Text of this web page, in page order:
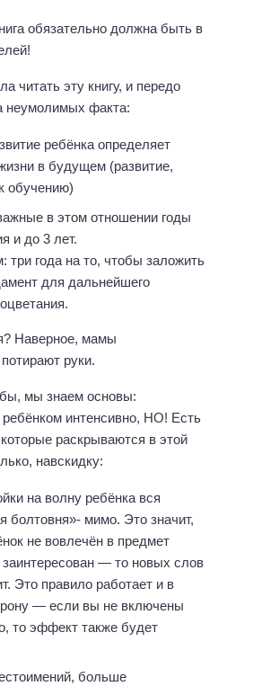
обязательно должна быть в
читать эту книгу, и передо
неумолимых факта:⠀
ребёнка определяет
в будущем (развитие,
обучению)⠀
в этом отношении годы
и до 3 лет.⠀
три года на то, чтобы заложить
для дальнейшего
Наверное, мамы
руки.
бы, мы знаем основы:
ребёнком интенсивно, НО! Есть
раскрываются в этой
навскидку:⠀
на волну ребёнка вся
болтовня»- мимо. Это значит,
не вовлечён в предмет
заинтересован — то новых слов
Это правило работает и в
— если вы не включены
то эффект также будет
больше